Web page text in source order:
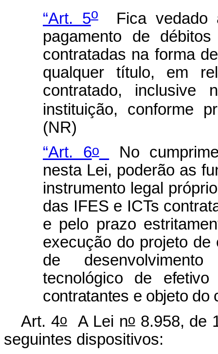
“Art. 5oFica vedado
pagamento de
contratadas na forma
qualquer título, em
contratado, inclusive
instituição, conforme
(NR)
“Art. 6o
No
nesta Lei, poderão as
instrumento legal
das IFES e ICTs
e pelo prazo
execução do projeto
de
tecnológico de
contratantes e objeto do
Art. 4oA Lei no8.958, de
seguintes dispositivos: